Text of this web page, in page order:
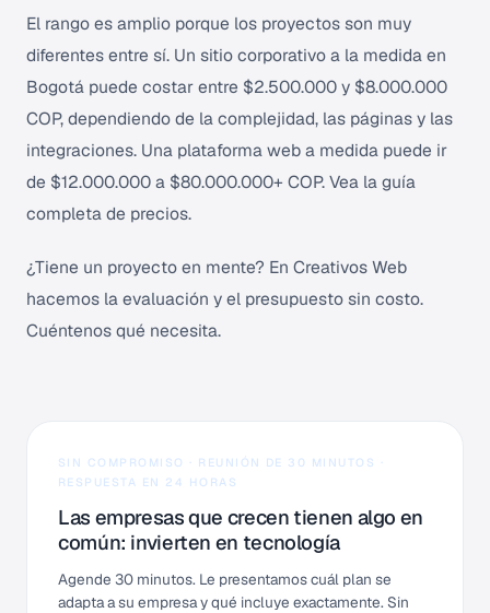
El rango es amplio porque los proyectos son muy
diferentes entre sí. Un sitio corporativo a la medida en
Bogotá puede costar entre $2.500.000 y $8.000.000
COP, dependiendo de la complejidad, las páginas y las
integraciones. Una plataforma web a medida puede ir
de $12.000.000 a $80.000.000+ COP.Vea la guía
completa de precios.
¿Tiene un proyecto en mente? En Creativos Web
hacemos la evaluación y el presupuesto sin costo.
Cuéntenos qué necesita.
SIN COMPROMISO · REUNIÓN DE 30 MINUTOS ·
RESPUESTA EN 24 HORAS
Las empresas que crecen tienen algo en
común: invierten en tecnología
Agende 30 minutos. Le presentamos cuál plan se
adapta a su empresa y qué incluye exactamente. Sin